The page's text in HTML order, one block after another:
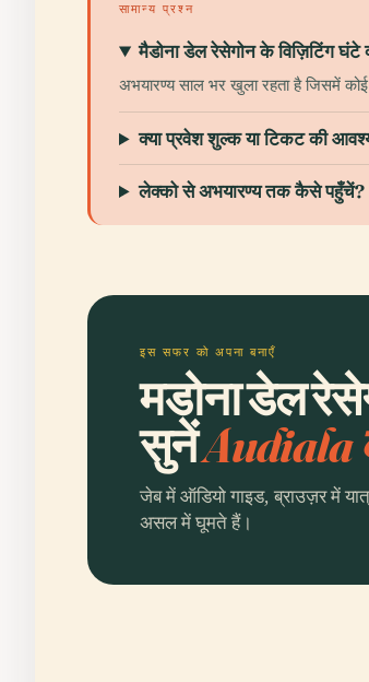
सामान्य प्रश्न
मैडोना डेल रेसेगोन के विज़िटिंग घंटे
अभयारण्य साल भर खुला रहता है जिसमें
क्या प्रवेश शुल्क या टिकट की
लेक्को से अभयारण्य तक कैसे पहुँचें?
इस सफर को अपना बनाएँ
मडोना डेल
सुनेंAudiala
जेब में ऑडियो गाइड, ब्राउज़र में
असल में घूमते हैं।